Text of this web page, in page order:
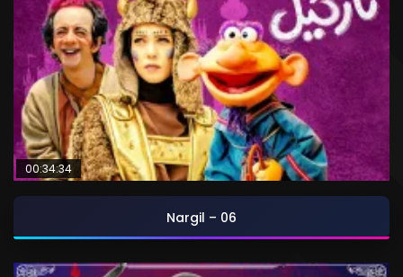
00:34:34
Nargil – 06